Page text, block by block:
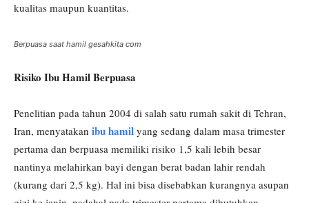
kualitas maupun kuantitas.
Berpuasa saat hamil gesahkita com
Risiko Ibu Hamil Berpuasa
Penelitian pada tahun 2004 di salah satu rumah sakit di Tehran,
Iran, menyatakan ibu hamil yang sedang dalam masa trimester
pertama dan berpuasa memiliki risiko 1,5 kali lebih besar
nantinya melahirkan bayi dengan berat badan lahir rendah
(kurang dari 2,5 kg). Hal ini bisa disebabkan kurangnya asupan